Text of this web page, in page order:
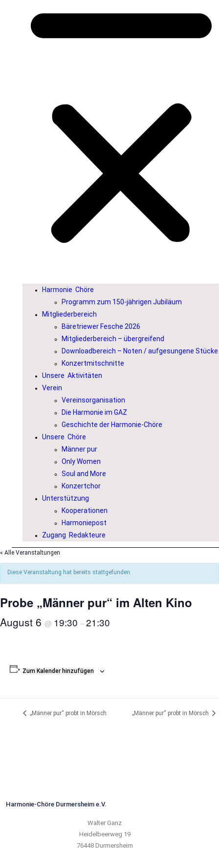
Harmonie Chöre
Programm zum 150-jährigen Jubiläum
Mitgliederbereich
Bäretriewer Fesche 2026
Mitgliederbereich – übergreifend
Downloadbereich – Noten / aufgesungene Stücke
Konzertmitschnitte
Unsere Aktivitäten
Verein
Vereinsorganisation
Die Harmonie im GAZ
Geschichte der Harmonie-Chöre
Unsere Chöre
Männer pur
Only Women
Soul and More
Konzertchor
Unterstützung
Kooperationen
Harmoniepost
Zugang Redakteure
« Alle Veranstaltungen
Diese Veranstaltung hat bereits stattgefunden.
Probe „Männer pur“ im Alten Kino
August 6 @ 19:30 –21:30
Zum Kalender hinzufügen
„Männer pur“ probt in Mörsch „Männer pur“ probt in Mörsch
Harmonie-Chöre Durmersheim e.V.
Walter Ganz
Heidelbeerweg 19
76448 Durmersheim